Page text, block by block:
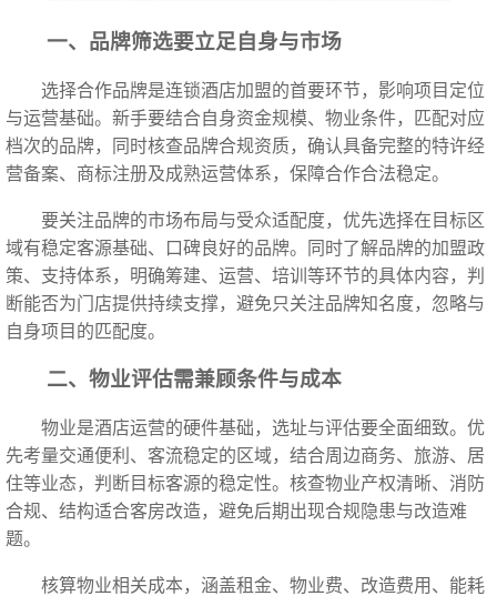
一、品牌筛选要立足自身与市场
选择合作品牌是连锁酒店加盟的首要环节，影响项目定位
与运营基础。新手要结合自身资金规模、物业条件，匹配对应
档次的品牌，同时核查品牌合规资质，确认具备完整的特许经
营备案、商标注册及成熟运营体系，保障合作合法稳定。
要关注品牌的市场布局与受众适配度，优先选择在目标区
域有稳定客源基础、口碑良好的品牌。同时了解品牌的加盟政
策、支持体系，明确筹建、运营、培训等环节的具体内容，判
断能否为门店提供持续支撑，避免只关注品牌知名度，忽略与
自身项目的匹配度。
二、物业评估需兼顾条件与成本
物业是酒店运营的硬件基础，选址与评估要全面细致。优
先考量交通便利、客流稳定的区域，结合周边商务、旅游、居
住等业态，判断目标客源的稳定性。核查物业产权清晰、消防
合规、结构适合客房改造，避免后期出现合规隐患与改造难
题。
核算物业相关成本，涵盖租金、物业费、改造费用、能耗